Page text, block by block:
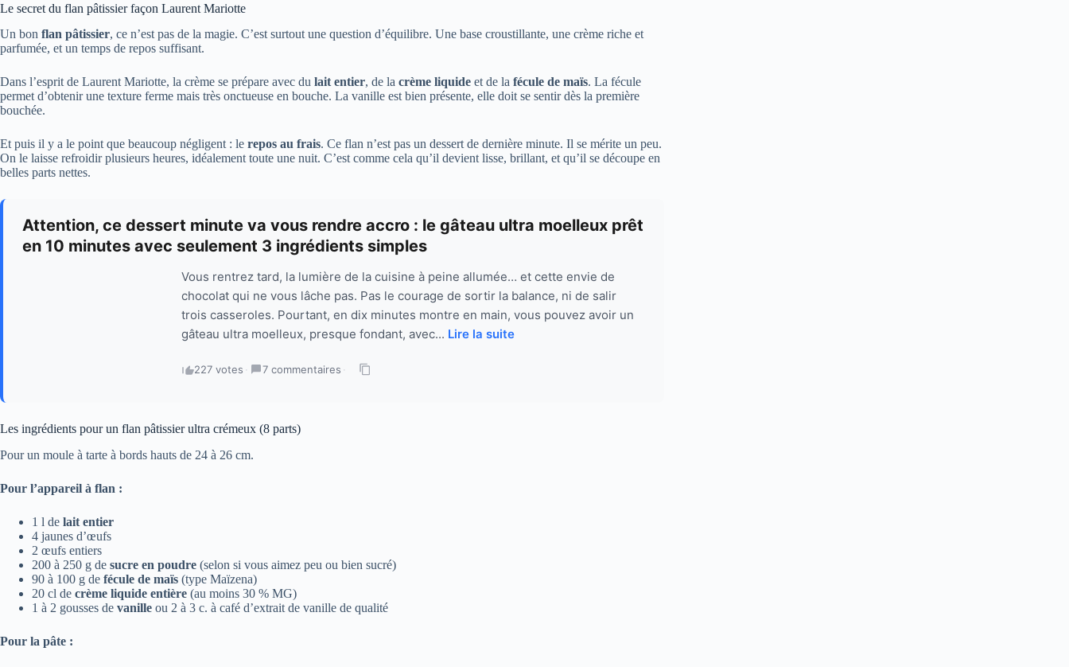
Le secret du flan pâtissier façon Laurent Mariotte
Un bon flan pâtissier, ce n’est pas de la magie. C’est surtout une question d’équilibre. Une base croustillante, une crème riche et
parfumée, et un temps de repos suffisant.
Dans l’esprit de Laurent Mariotte, la crème se prépare avec du lait entier, de la crème liquide et de la fécule de maïs. La fécule
permet d’obtenir une texture ferme mais très onctueuse en bouche. La vanille est bien présente, elle doit se sentir dès la première
bouchée.
Et puis il y a le point que beaucoup négligent : le repos au frais. Ce flan n’est pas un dessert de dernière minute. Il se mérite un peu.
On le laisse refroidir plusieurs heures, idéalement toute une nuit. C’est comme cela qu’il devient lisse, brillant, et qu’il se découpe en
belles parts nettes.
Attention, ce dessert minute va vous rendre accro : le gâteau ultra moelleux prêt
en 10 minutes avec seulement 3 ingrédients simples
Vous rentrez tard, la lumière de la cuisine à peine allumée… et cette envie de
chocolat qui ne vous lâche pas. Pas le courage de sortir la balance, ni de salir
trois casseroles. Pourtant, en dix minutes montre en main, vous pouvez avoir un
gâteau ultra moelleux, presque fondant, avec... Lire la suite
227 votes · 7 commentaires ·
Les ingrédients pour un flan pâtissier ultra crémeux (8 parts)
Pour un moule à tarte à bords hauts de 24 à 26 cm.
Pour l’appareil à flan :
1 l de lait entier
4 jaunes d’œufs
2 œufs entiers
200 à 250 g de sucre en poudre (selon si vous aimez peu ou bien sucré)
90 à 100 g de fécule de maïs (type Maïzena)
20 cl de crème liquide entière (au moins 30 % MG)
1 à 2 gousses de vanille ou 2 à 3 c. à café d’extrait de vanille de qualité
Pour la pâte :